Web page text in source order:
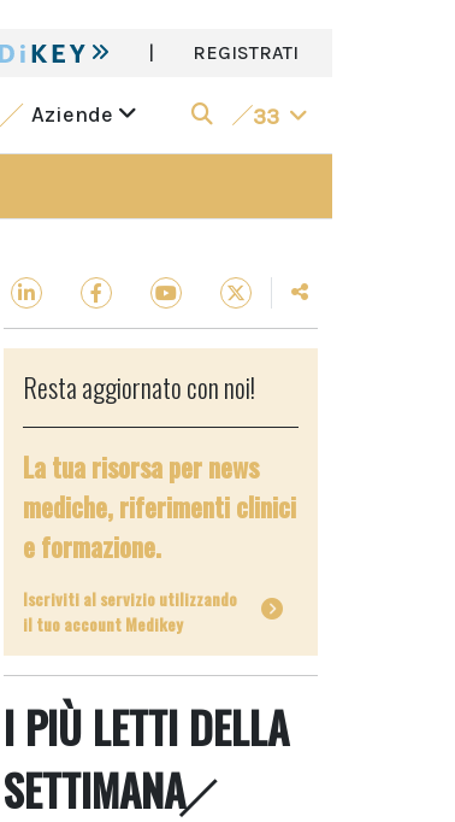
| REGISTRATI
Aziende 33
Resta aggiornato con noi!
La tua risorsa per news
mediche, riferimenti clinici
e formazione.
Iscriviti al servizio utilizzando
il tuo account Medikey
I PIÙ LETTI DELLA
SETTIMANA